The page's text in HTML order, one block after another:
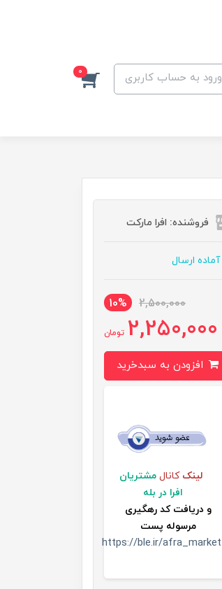
ورود به حساب کاربری 0
فروشنده: افرا مارکت
آماده ارسال
2,500,000
10%
2,250,000 تومان
لینک کانال مشتریان
افرا در بله
و دریافت کد رهگیری
مرسوله پست
https://ble.ir/afra_market